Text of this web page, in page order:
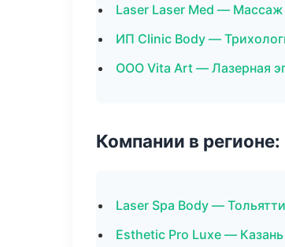
Laser Laser Med — Массаж
ИП Clinic Body —
ООО Vita Art — Лазерная
Компании в
Laser Spa Body — Тольятти
Esthetic Pro Luxe — Казань